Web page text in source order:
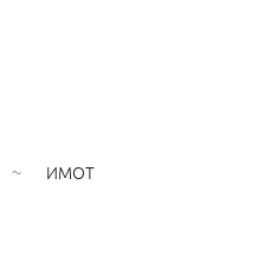
ИМОТ